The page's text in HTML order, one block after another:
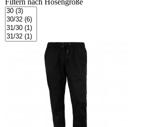
Filtern nach Hosengröße